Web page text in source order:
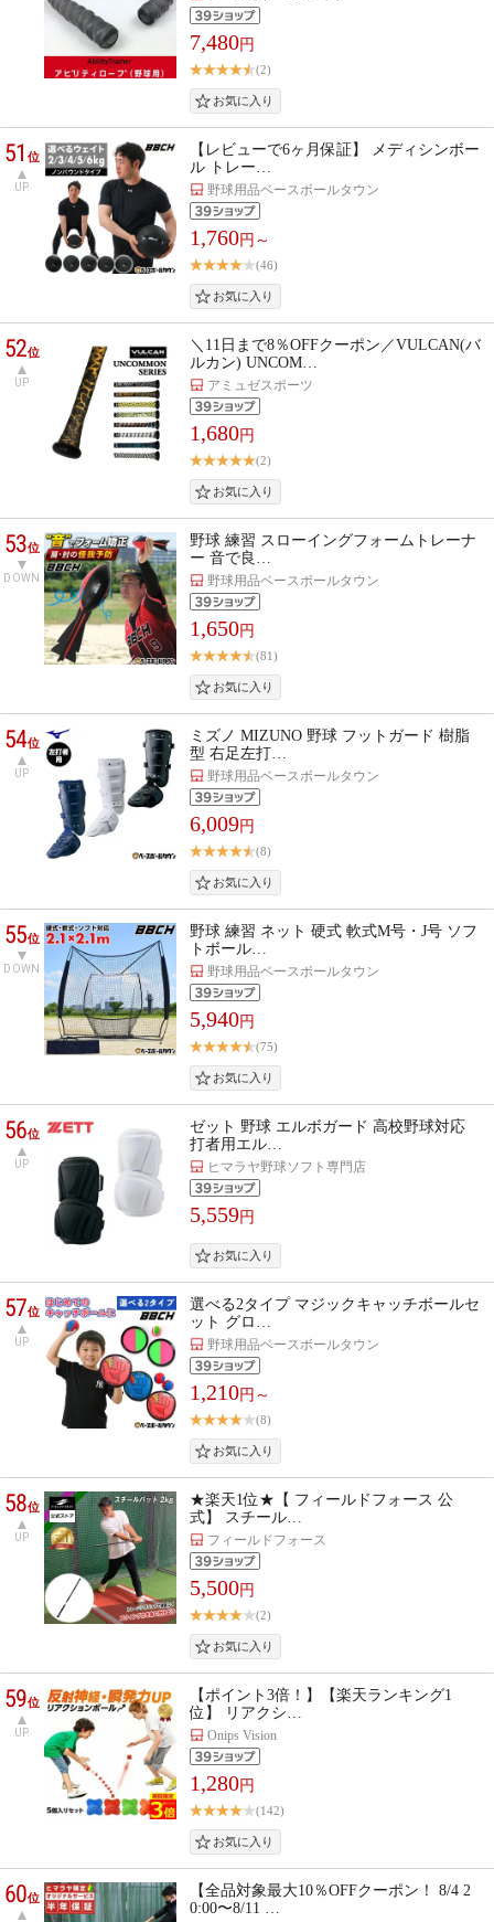
7,480円
(2)
51位
UP
【レビューで6ヶ月保証】 メディシンボー
ル トレー…
野球用品ベースボールタウン
1,760円～
(46)
52位
UP
＼11日まで8％OFFクーポン／VULCAN(バ
ルカン) UNCOM…
アミュゼスポーツ
1,680円
(2)
53位
DOWN
野球 練習 スローイングフォームトレーナ
ー 音で良…
野球用品ベースボールタウン
1,650円
(81)
54位
UP
ミズノ MIZUNO 野球 フットガード 樹脂
型 右足左打…
野球用品ベースボールタウン
6,009円
(8)
55位
DOWN
野球 練習 ネット 硬式 軟式M号・J号 ソフ
トボール…
野球用品ベースボールタウン
5,940円
(75)
56位
UP
ゼット 野球 エルボガード 高校野球対応
打者用エル…
ヒマラヤ野球ソフト専門店
5,559円
57位
UP
選べる2タイプ マジックキャッチボールセ
ット グロ…
野球用品ベースボールタウン
1,210円～
(8)
58位
UP
★楽天1位★【 フィールドフォース 公
式】 スチール…
フィールドフォース
5,500円
(2)
59位
UP
【ポイント3倍！】【楽天ランキング1
位】 リアクシ…
Onips Vision
1,280円
(142)
60位
【全品対象最大10％OFFクーポン！ 8/4 2
0:00〜8/11 …